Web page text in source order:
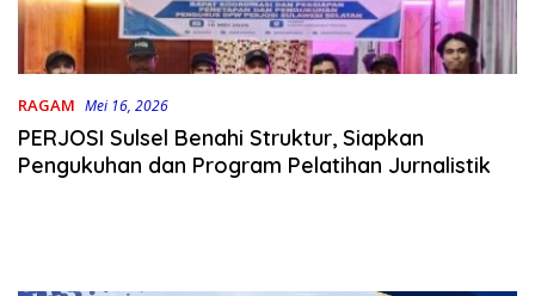
RAGAM Mei 16, 2026
PERJOSI Sulsel Benahi Struktur, Siapkan
Pengukuhan dan Program Pelatihan Jurnalistik